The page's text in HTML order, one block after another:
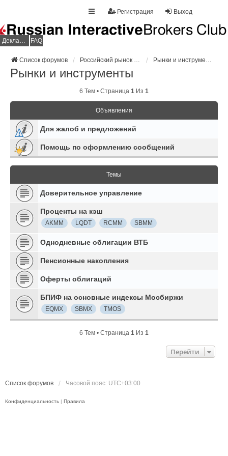
Выход
Регистрация
Декларация НДФЛ FAQ
Список форумов Российский рынок изнутри Рынки и инструменты
Рынки и инструменты
6 Тем • Страница 1 Из 1
Объявления
Для жалоб и предложений
Помощь по оформлению сообщений
Темы
Доверительное управление
Проценты на кэш
AKMM LQDT RCMM SBMM
Однодневные облигации ВТБ
Пенсионные накопления
Оферты облигаций
БПИФ на основные индексы Мосбиржи
EQMX SBMX TMOS
6 Тем • Страница 1 Из 1
Перейти
Список форумов Часовой пояс: UTC+03:00
Конфиденциальность | Правила